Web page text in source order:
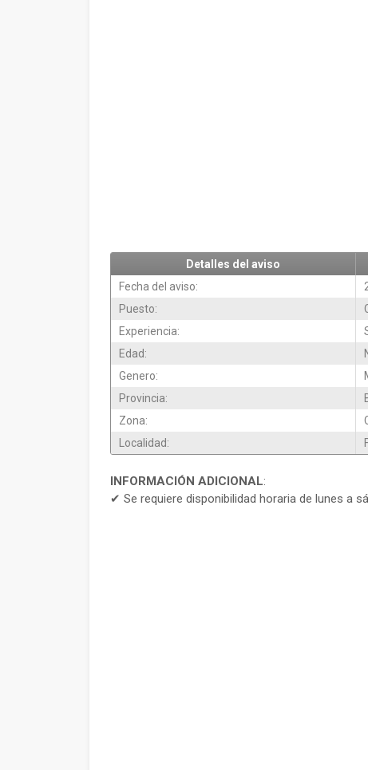
Detalles del aviso
Fecha del aviso:
Puesto:
Experiencia:
Edad:
Genero:
Provincia:
Zona:
Localidad:
INFORMACIÓN ADICIONAL:
✔ Se requiere disponibilidad horaria de lunes a